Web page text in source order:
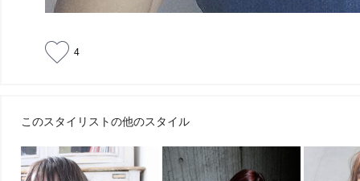
4
このスタイリストの他のスタイル